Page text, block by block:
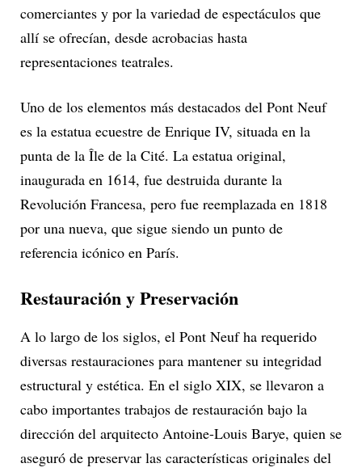
comerciantes y por la variedad de espectáculos que
allí se ofrecían, desde acrobacias hasta
representaciones teatrales.
Uno de los elementos más destacados del Pont Neuf
es la estatua ecuestre de Enrique IV, situada en la
punta de la Île de la Cité. La estatua original,
inaugurada en 1614, fue destruida durante la
Revolución Francesa, pero fue reemplazada en 1818
por una nueva, que sigue siendo un punto de
referencia icónico en París.
Restauración y Preservación
A lo largo de los siglos, el Pont Neuf ha requerido
diversas restauraciones para mantener su integridad
estructural y estética. En el siglo XIX, se llevaron a
cabo importantes trabajos de restauración bajo la
dirección del arquitecto Antoine-Louis Barye, quien se
aseguró de preservar las características originales del